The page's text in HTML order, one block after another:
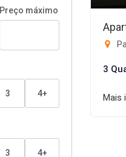
Preço máximo
3 4+
3 4+
3
Mais